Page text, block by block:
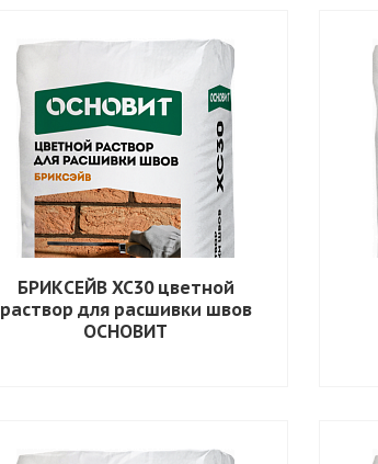
БРИКСЕЙВ XC30 цветной
раствор для расшивки швов
ОСНОВИТ